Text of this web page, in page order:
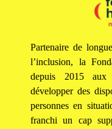
Partenaire de
l’inclusion, la
depuis 2015 aux
développer des
personnes en
franchi un cap